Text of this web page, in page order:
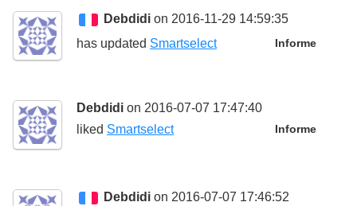
Debdidi on 2016-11-29 14:59:35
Informe
has updated Smartselect
Debdidi on 2016-07-07 17:47:40
Informe
liked Smartselect
Debdidi on 2016-07-07 17:46:52